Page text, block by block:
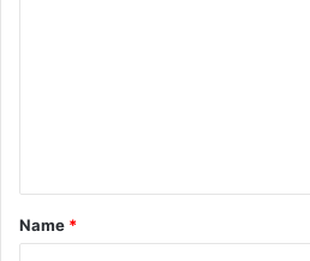
t
*
Name *